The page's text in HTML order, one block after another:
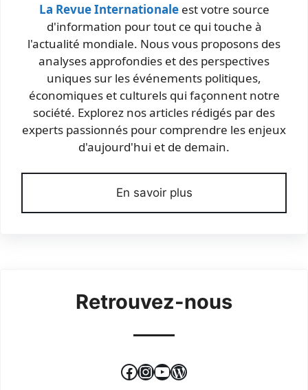
La Revue Internationaleest votre source
d'information pour tout ce qui touche à
l'actualité mondiale. Nous vous proposons des
analyses approfondies et des perspectives
uniques sur les événements politiques,
économiques et culturels qui façonnent notre
société. Explorez nos articles rédigés par des
experts passionnés pour comprendre les enjeux
d'aujourd'hui et de demain.
En savoir plus
Retrouvez-nous
Facebook
Instagram
YouTube
WordPress